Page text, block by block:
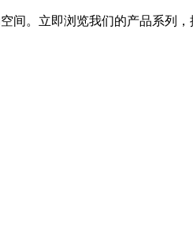
。立即浏览我们的产品系列